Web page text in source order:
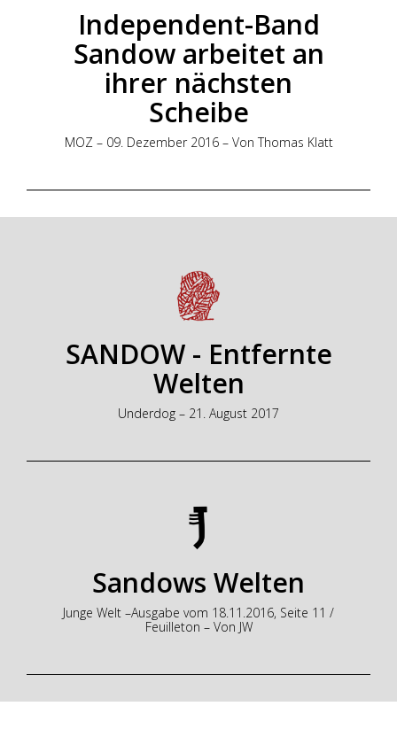
Independent-Band
Sandow arbeitet an
ihrer nächsten
Scheibe
MOZ – 09. Dezember 2016 – Von Thomas Klatt
SANDOW - Entfernte
Welten
Underdog – 21. August 2017
Sandows Welten
Junge Welt –Ausgabe vom 18.11.2016, Seite 11 /
Feuilleton – Von JW